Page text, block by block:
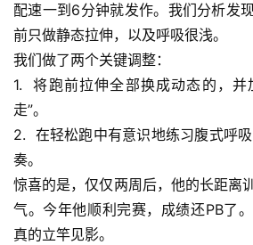
生
活
科
学
科
技
前
沿
配速一到6分钟就发作。我们分析发
前只做静态拉伸，以及呼吸很浅。
我们做了两个关键调整：
1.  将跑前拉伸全部换成动态的，
走”。
2.  在轻松跑中有意识地练习腹式呼
奏。
惊喜的是，仅仅两周后，他的长距离
气。今年他顺利完赛，成绩还PB了
真的立竿见影。